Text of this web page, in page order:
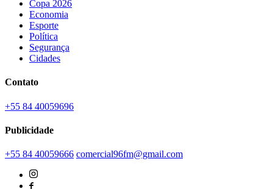
Copa 2026
Economia
Esporte
Política
Segurança
Cidades
Contato
+55 84 40059696
Publicidade
+55 84 40059666 comercial96fm@gmail.com